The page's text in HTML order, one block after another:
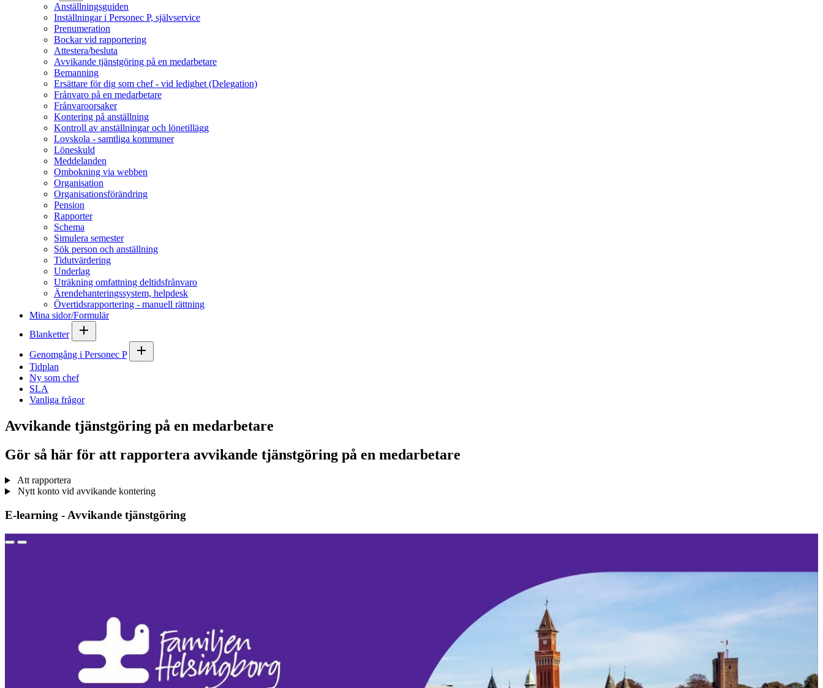
Anställningsguiden
Inställningar i Personec P, självservice
Prenumeration
Bockar vid rapportering
Attestera/besluta
Avvikande tjänstgöring på en medarbetare
Bemanning
Ersättare för dig som chef - vid ledighet (Delegation)
Frånvaro på en medarbetare
Frånvaroorsaker
Kontering på anställning
Kontroll av anställningar och lönetillägg
Lovskola - samtliga kommuner
Löneskuld
Meddelanden
Ombokning via webben
Organisation
Organisationsförändring
Pension
Rapporter
Schema
Simulera semester
Sök person och anställning
Tidutvärdering
Underlag
Uträkning omfattning deltidsfrånvaro
Ärendehanteringssystem, helpdesk
Övertidsrapportering - manuell rättning
Mina sidor/Formulär
Blanketter
Genomgång i Personec P
Tidplan
Ny som chef
SLA
Vanliga frågor
Avvikande tjänstgöring på en medarbetare
Gör så här för att rapportera avvikande tjänstgöring på en medarbetare
Att rapportera
Nytt konto vid avvikande kontering
E-learning - Avvikande tjänstgöring